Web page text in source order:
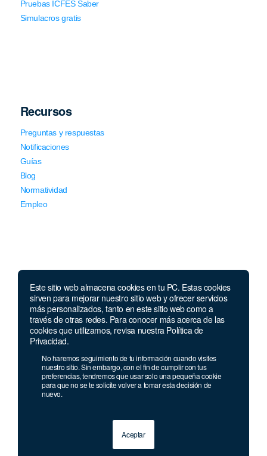
Este sitio web almacena cookies en tu PC. Estas cookies
sirven para mejorar nuestro sitio web y ofrecer servicios
más personalizados, tanto en este sitio web como a
través de otras redes. Para conocer más acerca de las
cookies que utilizamos, revisa nuestra Política de
Privacidad.
No haremos seguimiento de tu información cuando visites
nuestro sitio. Sin embargo, con el fin de cumplir con tus
preferencias, tendremos que usar solo una pequeña cookie
para que no se te solicite volver a tomar esta decisión de
nuevo.
Aceptar
Pruebas ICFES Saber
Simulacros gratis
Recursos
Preguntas y respuestas
Notificaciones
Guías
Blog
Normatividad
Empleo
Llámanos
Lunes a jueves de 7 a.m.
a 5:00 p.m. Viernes de
7 a.m. a 4 p.m. Sábados de 8 a.m. a 2 p.m.
Celular y Whatsapp:333 033 40 39
Bogotá:381 92 69